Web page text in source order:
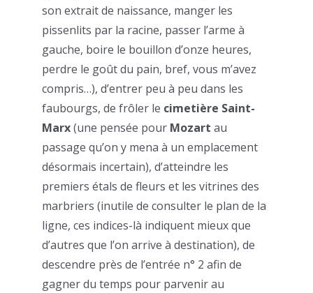
son extrait de naissance, manger les
pissenlits par la racine, passer l’arme à
gauche, boire le bouillon d’onze heures,
perdre le goût du pain, bref, vous m’avez
compris…), d’entrer peu à peu dans les
faubourgs, de frôler le cimetière Saint-
Marx(une pensée pour Mozart au
passage qu’on y mena à un emplacement
désormais incertain), d’atteindre les
premiers étals de fleurs et les vitrines des
marbriers (inutile de consulter le plan de la
ligne, ces indices-là indiquent mieux que
d’autres que l’on arrive à destination), de
descendre près de l’entrée n° 2 afin de
gagner du temps pour parvenir au